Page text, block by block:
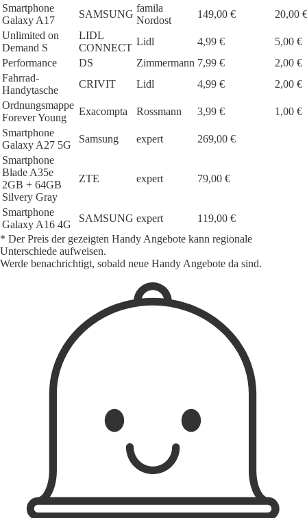
Smartphone
Galaxy A17
SAMSUNG
famila
Nordost
149,00 €
20,00 €
Unlimited on
Demand S
LIDL
CONNECT
Lidl 4,99 €
5,00 €
Performance
DS Zimmermann 7,99 €
2,00 €
Fahrrad-
Handytasche
CRIVIT Lidl 4,99 €
2,00 €
Ordnungsmappe
Forever Young
Exacompta Rossmann 3,99 €
1,00 €
Smartphone
Galaxy A27 5G
Samsung expert
269,00 €
Smartphone
Blade A35e
2GB + 64GB
Silvery Gray
ZTE expert 79,00 €
Smartphone
Galaxy A16 4G
SAMSUNG expert
119,00 €
* Der Preis der gezeigten Handy Angebote kann regionale
Unterschiede aufweisen.
Werde benachrichtigt, sobald neue Handy Angebote da sind.